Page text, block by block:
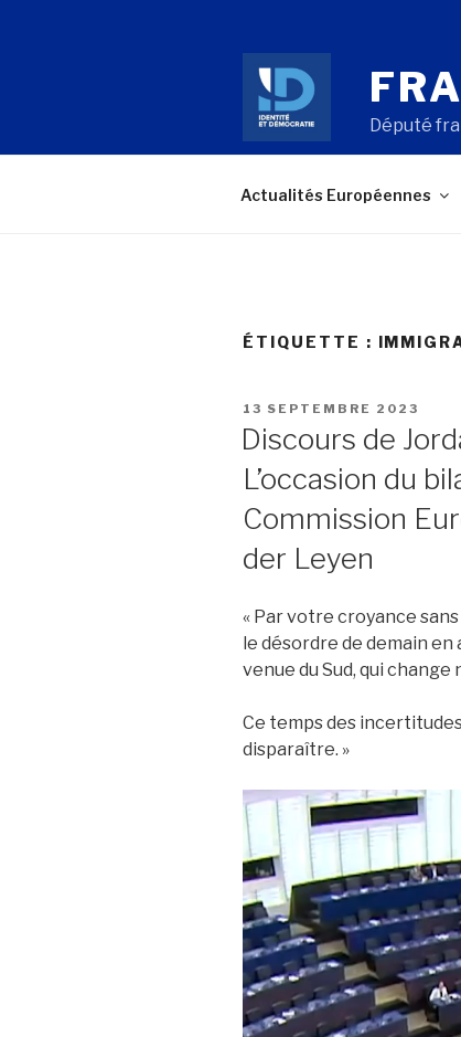
Député
Actualités Européennes
ÉTIQUETTE :
PUBLIÉ
LE
13 SEPTEMBRE 2023
Discours de
L’occasion du
Commission
der Leyen
« Par votre croyance
le désordre de demain
venue du Sud, qui
Ce temps des
disparaître. »
Lecteur
vidéo